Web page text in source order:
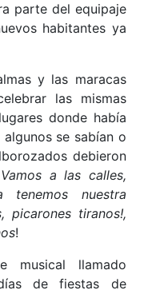
parte del equipaje
habitantes ya
y las maracas
las mismas
donde había
se sabían o
debieron
a las calles,
nuestra
picarones tiranos!,
!
musical llamado
de fiestas de